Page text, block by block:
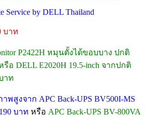
Service by DELL Thailand
บาท
P2422H หมุนตั้งได้ขอบบาง ปกติ
รือ DELL E2020H 19.5-inch จากปกติ
าท
สูงจาก APC Back-UPS BV500I-MS
บาท หรือ APC Back-UPS BV-800VA